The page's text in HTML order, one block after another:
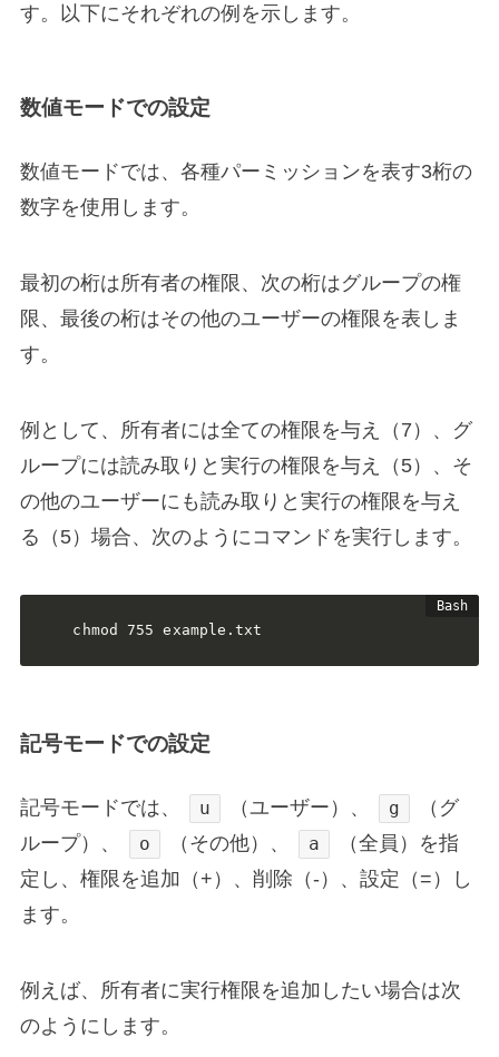
す。以下にそれぞれの例を示します。
数値モードでの設定
数値モードでは、各種パーミッションを表す3桁の
数字を使用します。
最初の桁は所有者の権限、次の桁はグループの権
限、最後の桁はその他のユーザーの権限を表しま
す。
例として、所有者には全ての権限を与え（7）、グ
ループには読み取りと実行の権限を与え（5）、そ
の他のユーザーにも読み取りと実行の権限を与え
る（5）場合、次のようにコマンドを実行します。
chmod 755 example.txt
記号モードでの設定
記号モードでは、 u （ユーザー）、 g
（グ
ループ）、
o （その他）、 a
（全員）を指
定し、権限を追加（+）、削除（-）、設定（=）し
ます。
例えば、所有者に実行権限を追加したい場合は次
のようにします。